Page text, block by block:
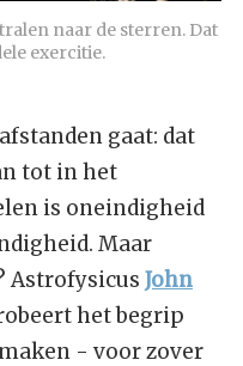
naar de sterren. Dat
exercitie.
gaat: dat
tot in het
is oneindigheid
Maar
Astrofysicus John
het begrip
- voor zover